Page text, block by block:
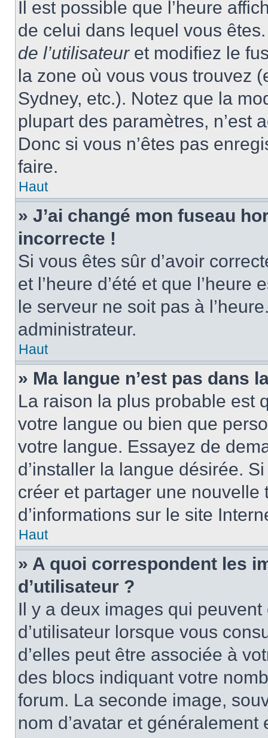
Il est possible que l’heure
de celui dans lequel vous
de l’utilisateuret modifiez le
la zone où vous vous trouvez
Sydney, etc.). Notez que la
plupart des paramètres, n’est
Donc si vous n’êtes pas
faire.
Haut
» J’ai changé mon fuseau
incorrecte !
Si vous êtes sûr d’avoir
et l’heure d’été et que
le serveur ne soit pas à
administrateur.
Haut
» Ma langue n’est pas dans
La raison la plus probable est
votre langue ou bien que
votre langue. Essayez de
d’installer la langue désirée.
créer et partager une
d’informations sur le site
Haut
» A quoi correspondent les
d’utilisateur ?
Il y a deux images qui
d’utilisateur lorsque vous
d’elles peut être associée à
des blocs indiquant votre
forum. La seconde image,
nom d’avatar et